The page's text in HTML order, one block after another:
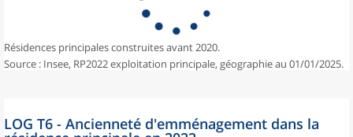
Résidences principales construites avant 2020.
Source : Insee, RP2022 exploitation principale, géographie au 01/01/2025.
LOG T6 - Ancienneté d'emménagement dans la